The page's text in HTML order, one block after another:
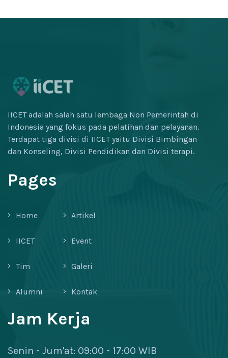
IICET adalah salah satu lembaga Non Pemerintah di
Indonesia yang fokus pada pelatihan dan pelayanan.
Terdapat tiga divisi di IICET yaitu Divisi Bimbingan
dan Konseling, Divisi Pendidikan dan Divisi terapi.
Pages
Home
IICET
Tim
Alumni
Artikel
Event
Galeri
Kontak
Jam Kerja
Senin - Jum'at: 09:00 - 17:00 WIB